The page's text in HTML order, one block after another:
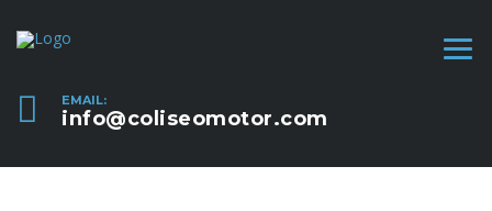
EMAIL:
info@coliseomotor.com